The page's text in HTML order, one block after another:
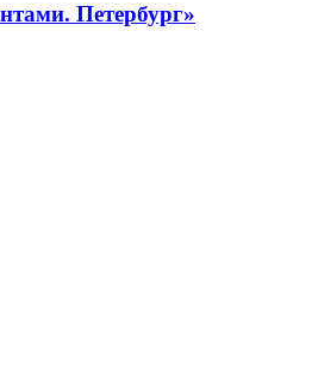
Петербург»